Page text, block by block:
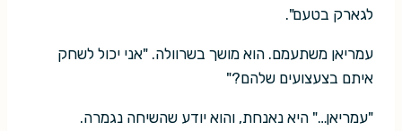
לגארק בטעם".
עמריאן משתעמם. הוא מושך בשרוולה. "אני יכול לשחק
איתם בצעצועים שלהם?"
"עמריאן…" היא נאנחת, והוא יודע שהשיחה נגמרה.